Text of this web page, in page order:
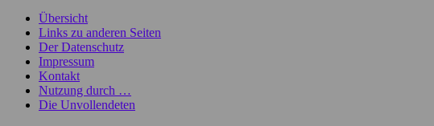
Übersicht
Links zu anderen Seiten
Der Datenschutz
Impressum
Kontakt
Nutzung durch …
Die Unvollendeten